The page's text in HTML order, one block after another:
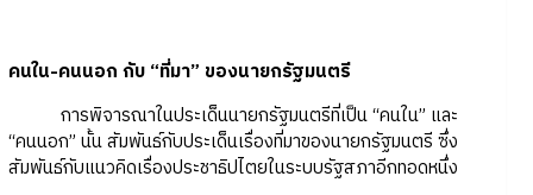
คนใน-คนนอก กับ “ที่มา” ของนายกรัฐมนตรี
การพิจารณาในประเด็นนายกรัฐมนตรีที่เป็น “คนใน” และ
“คนนอก” นั้น สัมพันธ์กับประเด็นเรื่องที่มาของนายกรัฐมนตรี ซึ่ง
สัมพันธ์กับแนวคิดเรื่องประชาธิปไตยในระบบรัฐสภาอีกทอดหนึ่ง